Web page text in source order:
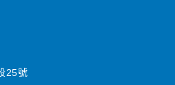
25號